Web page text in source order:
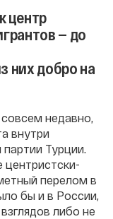
центр
— до
них добро на
недавно,
внутри
Турции.
центристски-
перелом в
бы и в России,
либо не